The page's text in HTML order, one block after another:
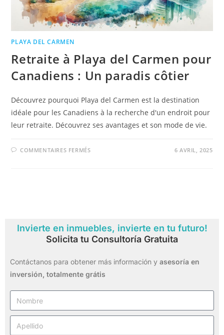
PLAYA DEL CARMEN
Retraite à Playa del Carmen pour
Canadiens : Un paradis côtier
Découvrez pourquoi Playa del Carmen est la destination
idéale pour les Canadiens à la recherche d'un endroit pour
leur retraite. Découvrez ses avantages et son mode de vie.
COMMENTAIRES FERMÉS 6 AVRIL, 2025
Invierte en inmuebles, invierte en tu futuro!
Solicita tu Consultoría Gratuita
Contáctanos para obtener más información y asesoría en
inversión, totalmente grátis